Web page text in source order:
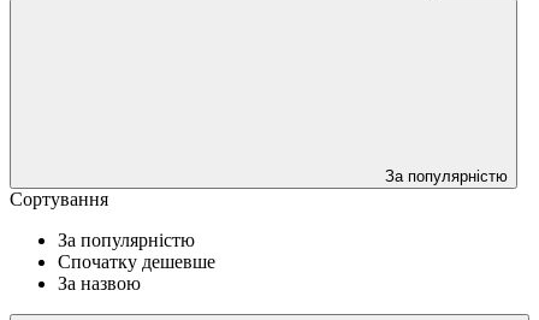
За популярністю
Сортування
За популярністю
Спочатку дешевше
За назвою